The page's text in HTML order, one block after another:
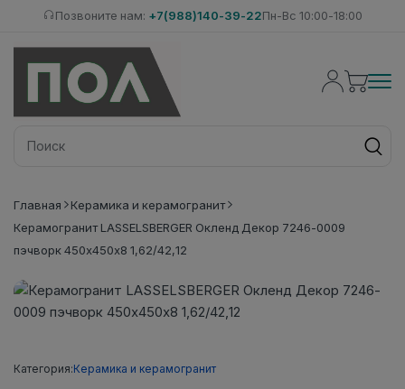
Позвоните нам: +7(988)140-39-22Пн-Вс 10:00-18:00
Главная
Керамика и керамогранит
Керамогранит LASSELSBERGER Окленд Декор 7246-0009
пэчворк 450х450х8 1,62/42,12
Категория:Керамика и керамогранит